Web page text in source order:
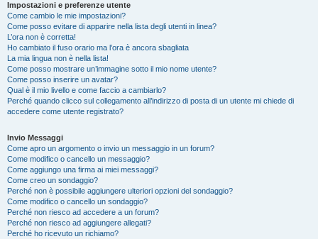
Impostazioni e preferenze utente
Come cambio le mie impostazioni?
Come posso evitare di apparire nella lista degli utenti in linea?
L’ora non è corretta!
Ho cambiato il fuso orario ma l’ora è ancora sbagliata
La mia lingua non è nella lista!
Come posso mostrare un’immagine sotto il mio nome utente?
Come posso inserire un avatar?
Qual è il mio livello e come faccio a cambiarlo?
Perché quando clicco sul collegamento all’indirizzo di posta di un utente mi chiede di
accedere come utente registrato?
Invio Messaggi
Come apro un argomento o invio un messaggio in un forum?
Come modifico o cancello un messaggio?
Come aggiungo una firma ai miei messaggi?
Come creo un sondaggio?
Perché non è possibile aggiungere ulteriori opzioni del sondaggio?
Come modifico o cancello un sondaggio?
Perché non riesco ad accedere a un forum?
Perché non riesco ad aggiungere allegati?
Perché ho ricevuto un richiamo?